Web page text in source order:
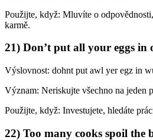
Použijte, když: Mluvíte o
karmě.
21) Don’t put all your eggs in
Výslovnost: dohnt put awl yer egz in
Význam: Neriskujte všechno na jeden
Použijte, když: Investujete, hledáte
22) Too many cooks spoil the